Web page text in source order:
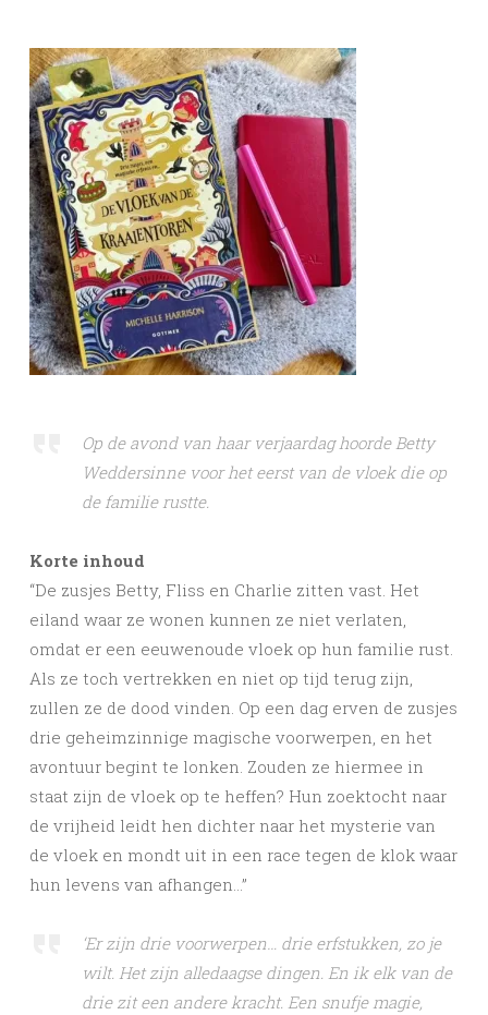
Op de avond van haar verjaardag hoorde Betty
Weddersinne voor het eerst van de vloek die op
de familie rustte.
Korte inhoud
“De zusjes Betty, Fliss en Charlie zitten vast. Het
eiland waar ze wonen kunnen ze niet verlaten,
omdat er een eeuwenoude vloek op hun familie rust.
Als ze toch vertrekken en niet op tijd terug zijn,
zullen ze de dood vinden. Op een dag erven de zusjes
drie geheimzinnige magische voorwerpen, en het
avontuur begint te lonken. Zouden ze hiermee in
staat zijn de vloek op te heffen? Hun zoektocht naar
de vrijheid leidt hen dichter naar het mysterie van
de vloek en mondt uit in een race tegen de klok waar
hun levens van afhangen…”
‘Er zijn drie voorwerpen… drie erfstukken, zo je
wilt. Het zijn alledaagse dingen. En ik elk van de
drie zit een andere kracht. Een snufje magie,